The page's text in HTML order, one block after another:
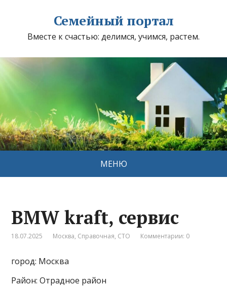
Семейный портал
Вместе к счастью: делимся, учимся, растем.
МЕНЮ
BMW kraft, сервис
18.07.2025 Москва, Справочная, СТО Комментарии: 0
город: Москва
Район: Отрадное район